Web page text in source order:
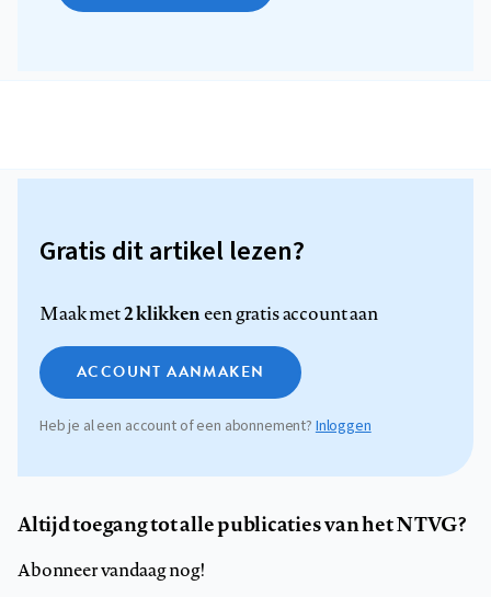
Gratis dit artikel lezen?
Maak met2 klikkeneen gratis account aan
ACCOUNT AANMAKEN
Heb je al een account of een abonnement? Inloggen
Altijd toegang tot alle publicaties van het NTVG?
Abonneer vandaag nog!